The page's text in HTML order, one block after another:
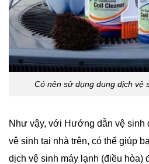
Có nên sử dụng dung dịch vệ
Như vậy, với Hướng dẫn vệ sinh
vệ sinh tại nhà trên, có thể giúp
dịch vệ sinh máy lạnh (điều hòa)